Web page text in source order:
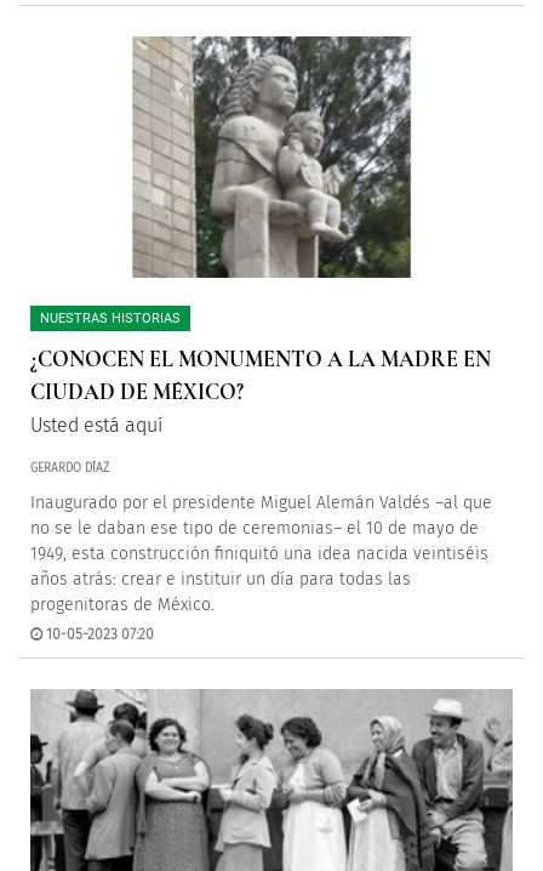
NUESTRAS HISTORIAS
¿CONOCEN EL MONUMENTO A LA MADRE EN
CIUDAD DE MÉXICO?
Usted está aquí
GERARDO DÍAZ
Inaugurado por el presidente Miguel Alemán Valdés –al que
no se le daban ese tipo de ceremonias– el 10 de mayo de
1949, esta construcción finiquitó una idea nacida veintiséis
años atrás: crear e instituir un día para todas las
progenitoras de México.
10-05-2023 07:20